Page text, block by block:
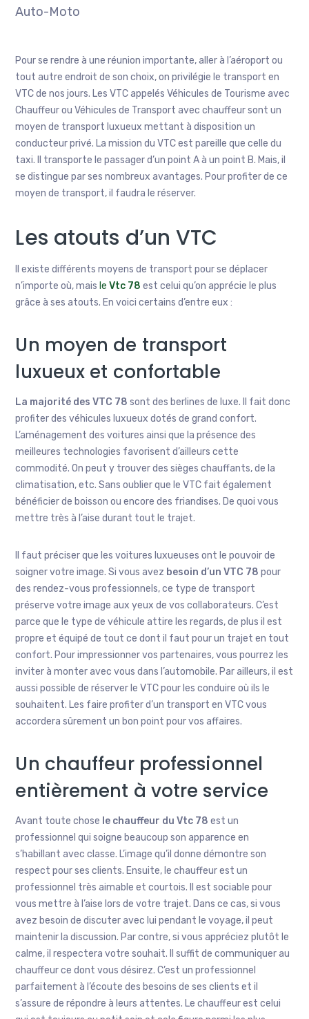
Auto-Moto
Pour se rendre à une réunion importante, aller à l’aéroport ou
tout autre endroit de son choix, on privilégie le transport en
VTC de nos jours. Les VTC appelés Véhicules de Tourisme avec
Chauffeur ou Véhicules de Transport avec chauffeur sont un
moyen de transport luxueux mettant à disposition un
conducteur privé. La mission du VTC est pareille que celle du
taxi. Il transporte le passager d’un point A à un point B. Mais, il
se distingue par ses nombreux avantages. Pour profiter de ce
moyen de transport, il faudra le réserver.
Les atouts d’un VTC
Il existe différents moyens de transport pour se déplacer
n’importe où, mais leVtc 78 est celui qu’on apprécie le plus
grâce à ses atouts. En voici certains d’entre eux :
Un moyen de transport
luxueux et confortable
La majorité des VTC 78sont des berlines de luxe. Il fait donc
profiter des véhicules luxueux dotés de grand confort.
L’aménagement des voitures ainsi que la présence des
meilleures technologies favorisent d’ailleurs cette
commodité. On peut y trouver des sièges chauffants, de la
climatisation, etc. Sans oublier que le VTC fait également
bénéficier de boisson ou encore des friandises. De quoi vous
mettre très à l’aise durant tout le trajet.
Il faut préciser que les voitures luxueuses ont le pouvoir de
soigner votre image. Si vous avez besoin d’un VTC 78 pour
des rendez-vous professionnels, ce type de transport
préserve votre image aux yeux de vos collaborateurs. C’est
parce que le type de véhicule attire les regards, de plus il est
propre et équipé de tout ce dont il faut pour un trajet en tout
confort. Pour impressionner vos partenaires, vous pourrez les
inviter à monter avec vous dans l’automobile. Par ailleurs, il est
aussi possible de réserver le VTC pour les conduire où ils le
souhaitent. Les faire profiter d’un transport en VTC vous
accordera sûrement un bon point pour vos affaires.
Un chauffeur professionnel
entièrement à votre service
Avant toute chose le chauffeur du Vtc 78est un
professionnel qui soigne beaucoup son apparence en
s’habillant avec classe. L’image qu’il donne démontre son
respect pour ses clients. Ensuite, le chauffeur est un
professionnel très aimable et courtois. Il est sociable pour
vous mettre à l’aise lors de votre trajet. Dans ce cas, si vous
avez besoin de discuter avec lui pendant le voyage, il peut
maintenir la discussion. Par contre, si vous appréciez plutôt le
calme, il respectera votre souhait. Il suffit de communiquer au
chauffeur ce dont vous désirez. C’est un professionnel
parfaitement à l’écoute des besoins de ses clients et il
s’assure de répondre à leurs attentes. Le chauffeur est celui